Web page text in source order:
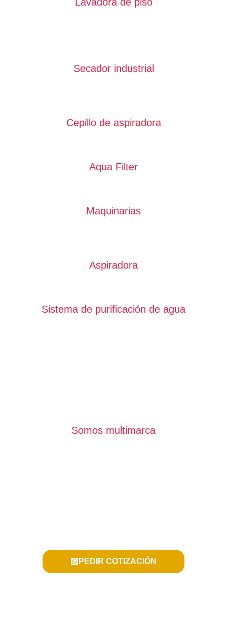
Secador industrial
Cepillo de aspiradora
Aqua Filter
Maquinarias
Aspiradora
Sistema de purificación de agua
Somos multimarca
PEDIR COTIZACIÓN